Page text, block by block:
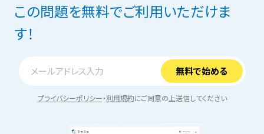
この問題を無料でご利用いただけま
す！
プライバシーポリシー・利用規約にご同意の上送信してください